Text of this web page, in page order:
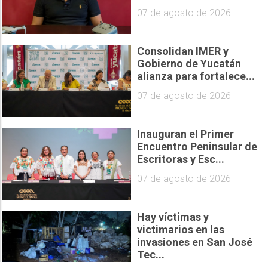
07 de agosto de 2026
Consolidan IMER y
Gobierno de Yucatán
alianza para fortalece...
07 de agosto de 2026
Inauguran el Primer
Encuentro Peninsular de
Escritoras y Esc...
07 de agosto de 2026
Hay víctimas y
victimarios en las
invasiones en San José
Tec...